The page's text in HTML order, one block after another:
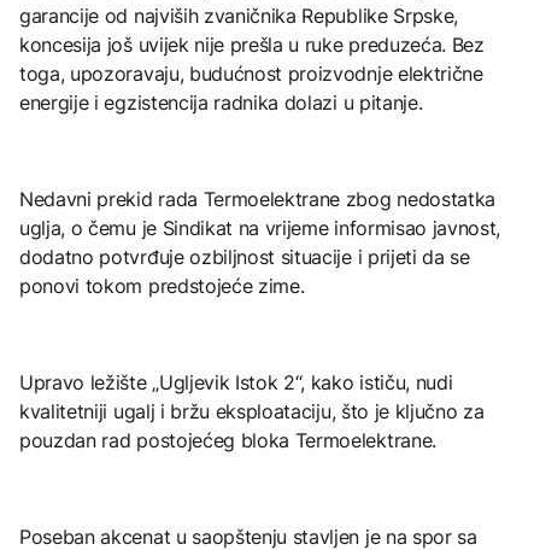
garancije od najviših zvaničnika Republike Srpske,
koncesija još uvijek nije prešla u ruke preduzeća. Bez
toga, upozoravaju, budućnost proizvodnje električne
energije i egzistencija radnika dolazi u pitanje.
Nedavni prekid rada Termoelektrane zbog nedostatka
uglja, o čemu je Sindikat na vrijeme informisao javnost,
dodatno potvrđuje ozbiljnost situacije i prijeti da se
ponovi tokom predstojeće zime.
Upravo ležište „Ugljevik Istok 2“, kako ističu, nudi
kvalitetniji ugalj i bržu eksploataciju, što je ključno za
pouzdan rad postojećeg bloka Termoelektrane.
Poseban akcenat u saopštenju stavljen je na spor sa